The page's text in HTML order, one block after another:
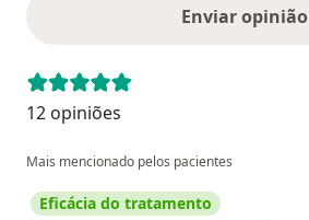
Enviar opinião
12 opiniões
Mais mencionado pelos pacientes
Eficácia do tratamento